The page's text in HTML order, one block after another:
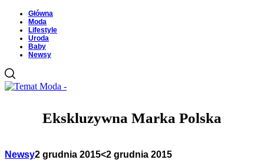
Główna
Moda
Lifestyle
Uroda
Baby
Newsy
Ekskluzywna Marka Polska
Newsy2 grudnia 2015<2 grudnia 2015